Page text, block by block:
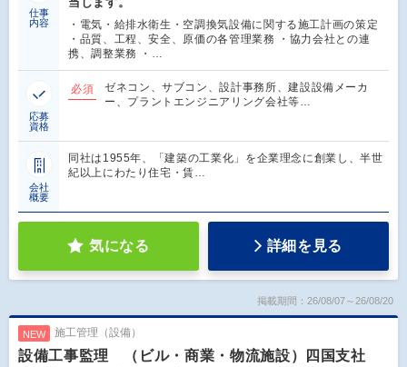
仕事
内容
・電気・給排水衛生・空調換気設備に関する施工計画の策定
・品質、工程、安全、原価の各管理業務 ・協力会社との連
携、調整業務 ・…
応募
資格
必須
ゼネコン、サブコン、設計事務所、建設設備メーカ
ー、プラントエンジニアリング会社等…
会社
概要
同社は1955年、「建築の工業化」を企業理念に創業し、半世
紀以上にわたり住宅・賃…
気になる 詳細を見る
掲載期間：26/08/07～26/08/20
NEW 施工管理（設備）
設備工事監理 （ビル・商業・物流施設）四国支社